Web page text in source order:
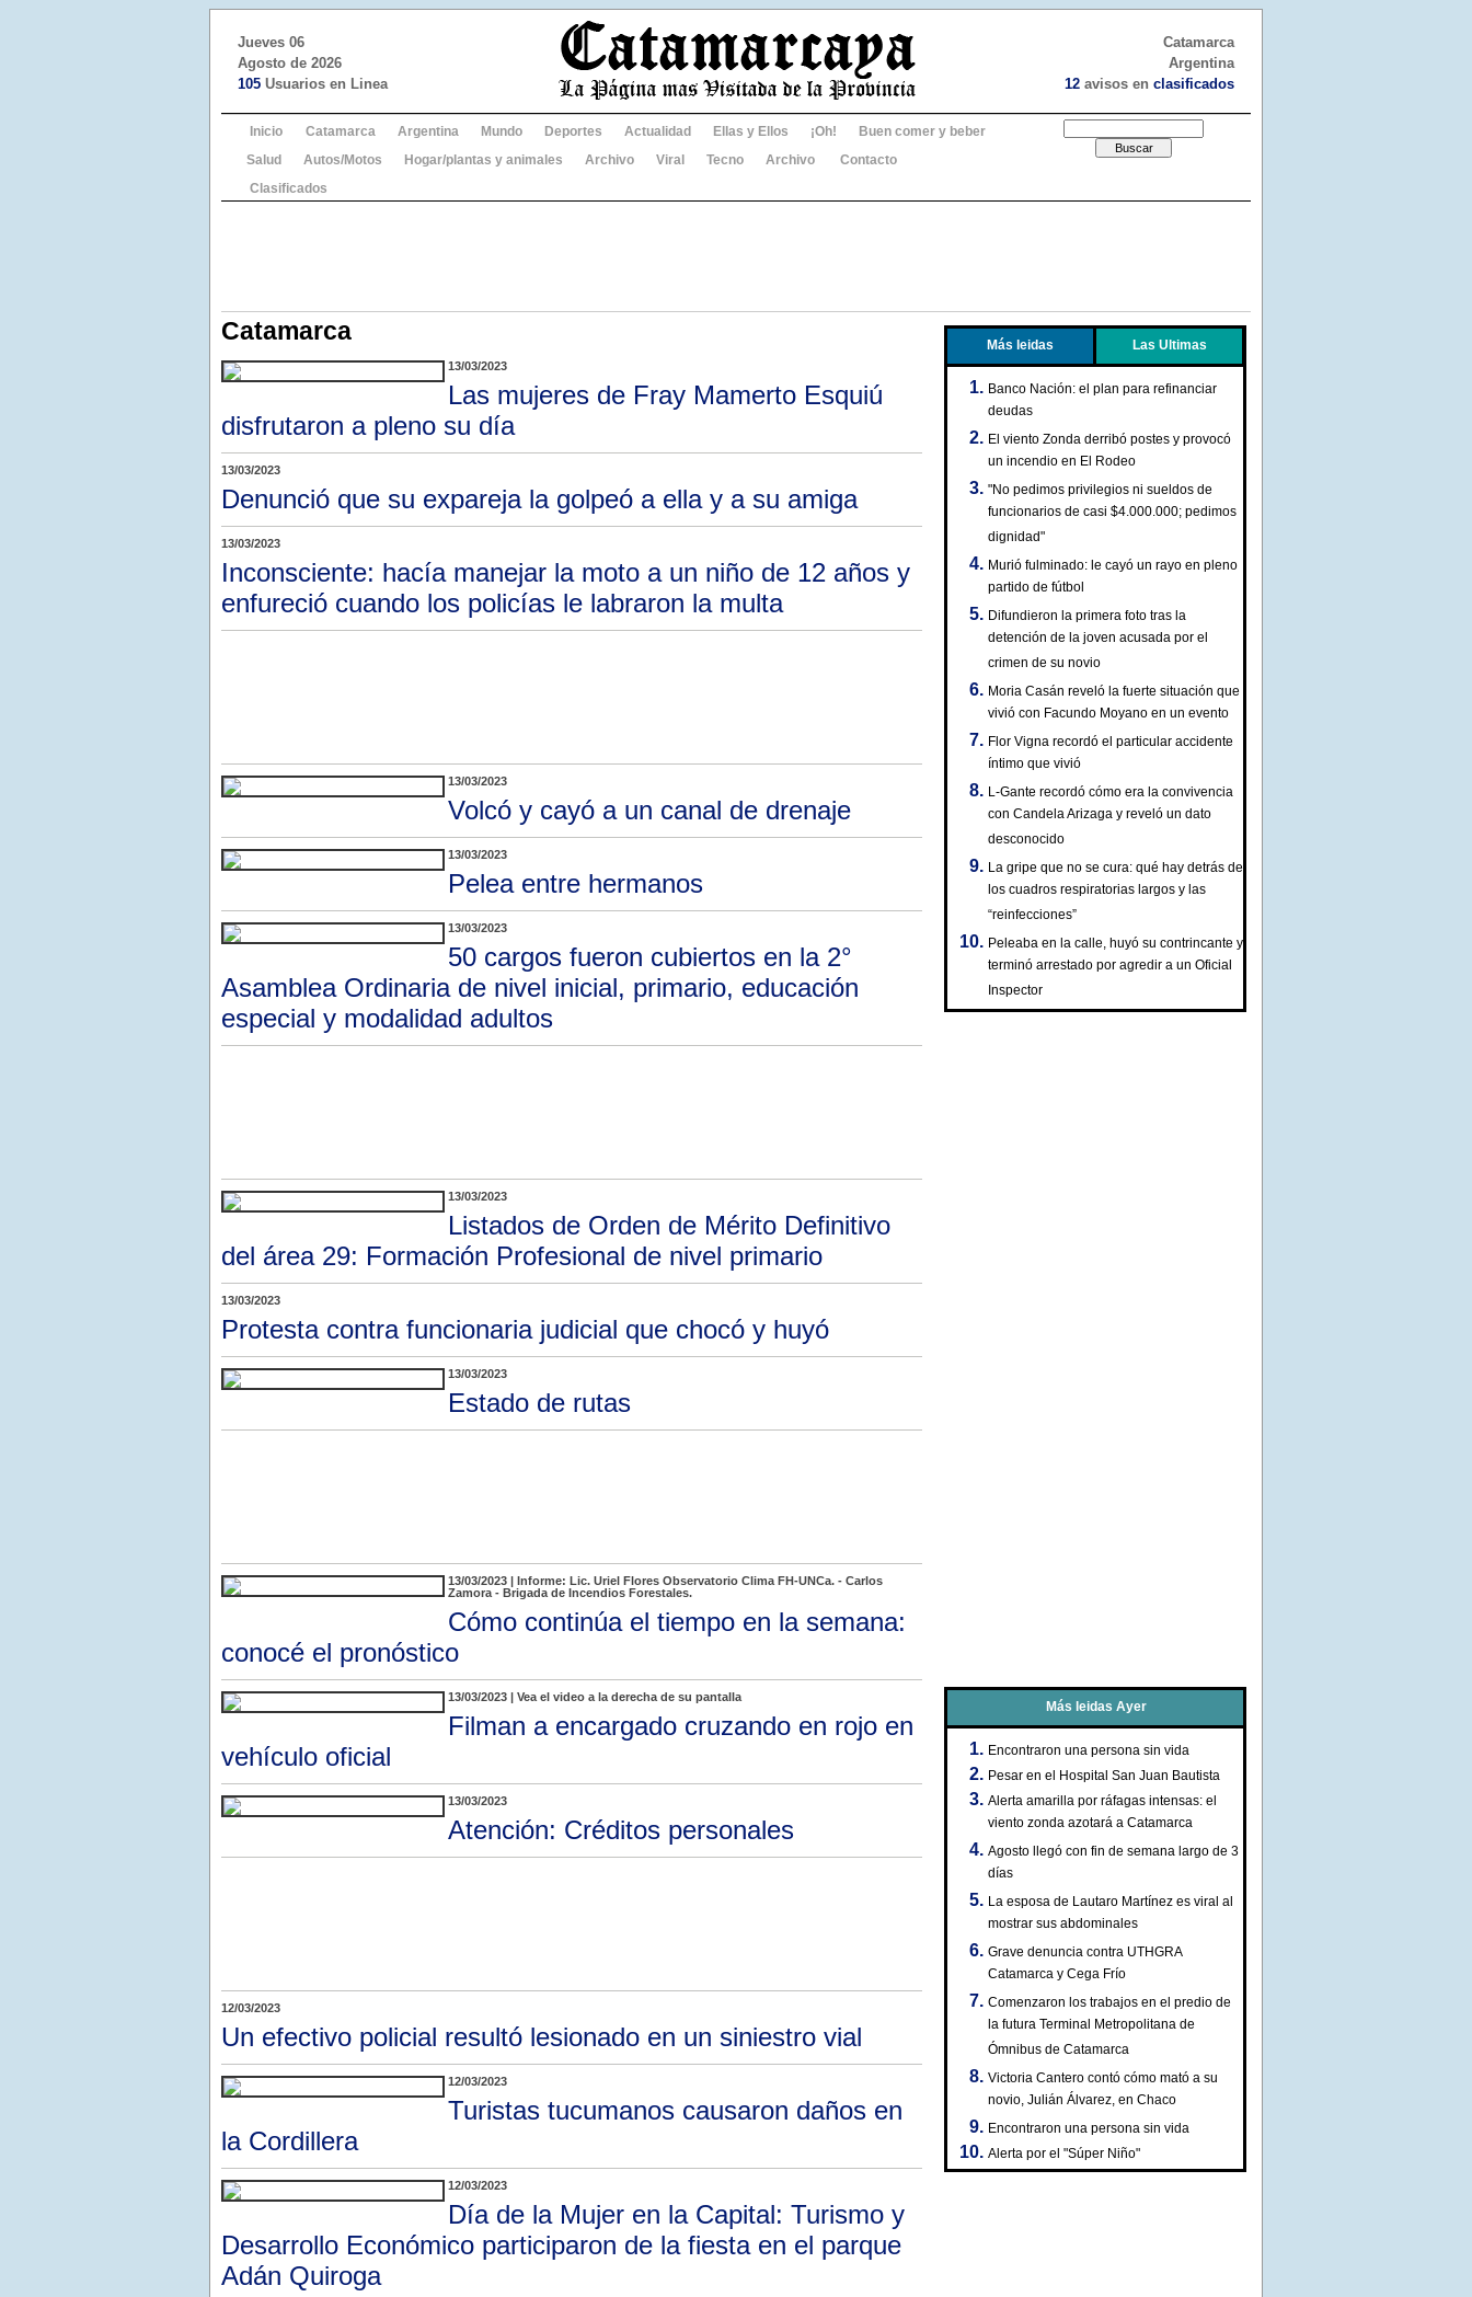
Jueves 06
Agosto de 2026
105 Usuarios en Linea
Catamarca
Argentina
12 avisos en clasificados
Inicio Catamarca Argentina Mundo Deportes Actualidad Ellas y Ellos ¡Oh!
Buen comer y beber
Salud
Autos/Motos Hogar/plantas y animales Archivo Viral Tecno Archivo
Contacto
Clasificados
Catamarca
13/03/2023
Las mujeres de Fray Mamerto Esquiú
disfrutaron a pleno su día
13/03/2023
Denunció que su expareja la golpeó a ella y a su amiga
13/03/2023
Inconsciente: hacía manejar la moto a un niño de 12 años y
enfureció cuando los policías le labraron la multa
13/03/2023
Volcó y cayó a un canal de drenaje
13/03/2023
Pelea entre hermanos
13/03/2023
50 cargos fueron cubiertos en la 2°
Asamblea Ordinaria de nivel inicial, primario, educación
especial y modalidad adultos
13/03/2023
Listados de Orden de Mérito Definitivo
del área 29: Formación Profesional de nivel primario
13/03/2023
Protesta contra funcionaria judicial que chocó y huyó
13/03/2023
Estado de rutas
13/03/2023 | Informe: Lic. Uriel Flores Observatorio Clima FH-UNCa. - Carlos
Zamora - Brigada de Incendios Forestales.
Cómo continúa el tiempo en la semana:
conocé el pronóstico
13/03/2023 | Vea el video a la derecha de su pantalla
Filman a encargado cruzando en rojo en
vehículo oficial
13/03/2023
Atención: Créditos personales
12/03/2023
Un efectivo policial resultó lesionado en un siniestro vial
12/03/2023
Turistas tucumanos causaron daños en
la Cordillera
12/03/2023
Día de la Mujer en la Capital: Turismo y
Desarrollo Económico participaron de la fiesta en el parque
Adán Quiroga
Más leidas Las Ultimas
Banco Nación: el plan para refinanciar
deudas
El viento Zonda derribó postes y provocó
un incendio en El Rodeo
"No pedimos privilegios ni sueldos de
funcionarios de casi $4.000.000; pedimos
dignidad"
Murió fulminado: le cayó un rayo en pleno
partido de fútbol
Difundieron la primera foto tras la
detención de la joven acusada por el
crimen de su novio
Moria Casán reveló la fuerte situación que
vivió con Facundo Moyano en un evento
Flor Vigna recordó el particular accidente
íntimo que vivió
L-Gante recordó cómo era la convivencia
con Candela Arizaga y reveló un dato
desconocido
La gripe que no se cura: qué hay detrás de
los cuadros respiratorias largos y las
“reinfecciones”
Peleaba en la calle, huyó su contrincante y
terminó arrestado por agredir a un Oficial
Inspector
Más leidas Ayer
Encontraron una persona sin vida
Pesar en el Hospital San Juan Bautista
Alerta amarilla por ráfagas intensas: el
viento zonda azotará a Catamarca
Agosto llegó con fin de semana largo de 3
días
La esposa de Lautaro Martínez es viral al
mostrar sus abdominales
Grave denuncia contra UTHGRA
Catamarca y Cega Frío
Comenzaron los trabajos en el predio de
la futura Terminal Metropolitana de
Ómnibus de Catamarca
Victoria Cantero contó cómo mató a su
novio, Julián Álvarez, en Chaco
Encontraron una persona sin vida
Alerta por el "Súper Niño"